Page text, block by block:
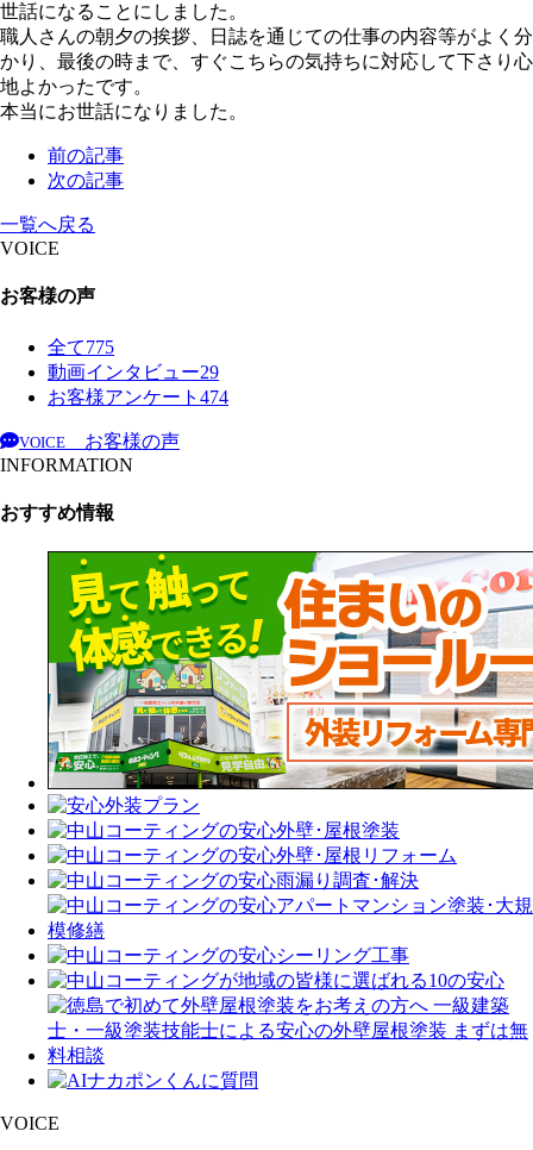
世話になることにしました。
職人さんの朝夕の挨拶、日誌を通じての仕事の内容等がよく分
かり、最後の時まで、すぐこちらの気持ちに対応して下さり心
地よかったです。
本当にお世話になりました。
前の記事
次の記事
一覧へ戻る
VOICE
お客様の声
全て775
動画インタビュー29
お客様アンケート 474
VOICE
お客様の声
INFORMATION
おすすめ情報
VOICE